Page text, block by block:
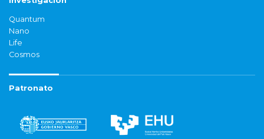
Quantum
Nano
Life
Cosmos
Patronato